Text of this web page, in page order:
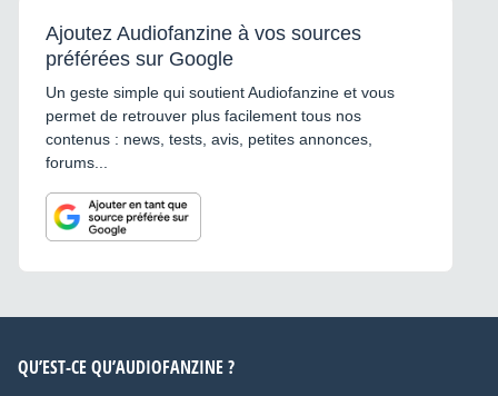
Ajoutez Audiofanzine à vos sources
préférées sur Google
Un geste simple qui soutient Audiofanzine et vous
permet de retrouver plus facilement tous nos
contenus : news, tests, avis, petites annonces,
forums...
QU’EST-CE QU’AUDIOFANZINE ?